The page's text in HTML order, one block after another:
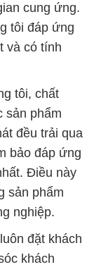
cung ứng.
tôi đáp ứng
và có tính
tôi, chất
sản phẩm
đều trải qua
bảo đáp ứng
Điều này
sản phẩm
nghiệp.
đặt khách
khách